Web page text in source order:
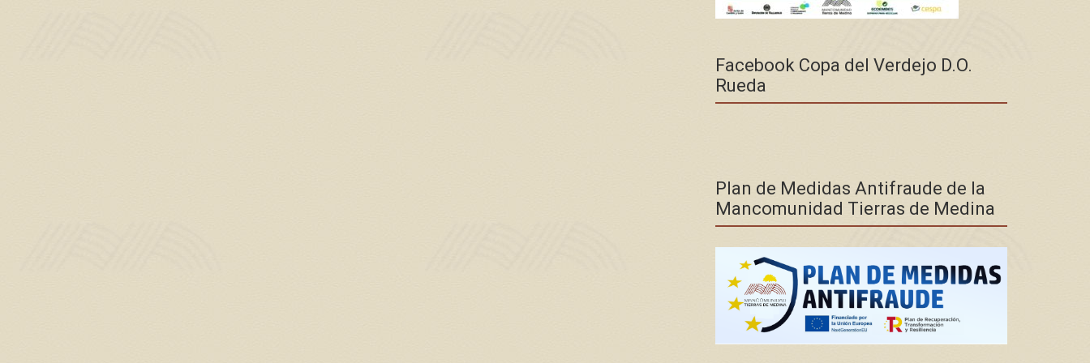
Facebook Copa del Verdejo D.O.
Rueda
Plan de Medidas Antifraude de la
Mancomunidad Tierras de Medina